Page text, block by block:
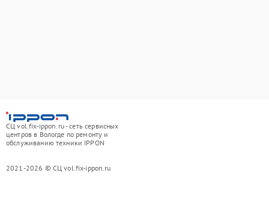
СЦ vol.fix-ippon.ru - сеть сервисных
центров в Вологде по ремонту и
обслуживанию техники IPPON
2021-2026 © СЦ vol.fix-ippon.ru